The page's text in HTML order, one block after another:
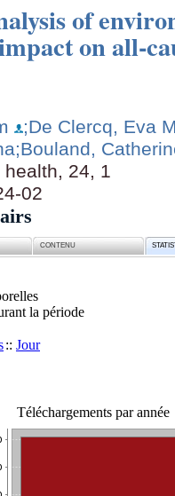
of
on all-
;De Clercq, Eva
;Bouland,
24, 1
02
CONTENU